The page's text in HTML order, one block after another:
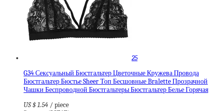
25
G34 Сексуальный Бюстгальтер Цветочные Кружева Провода
Бюстгальтер Бюстье Sheer Топ Бесшовные Bralette Прозрачной
Чашки Беспроводной Бюстгальтеры Бюстгальтер Белье Горячая
US $ 1.54 / piece